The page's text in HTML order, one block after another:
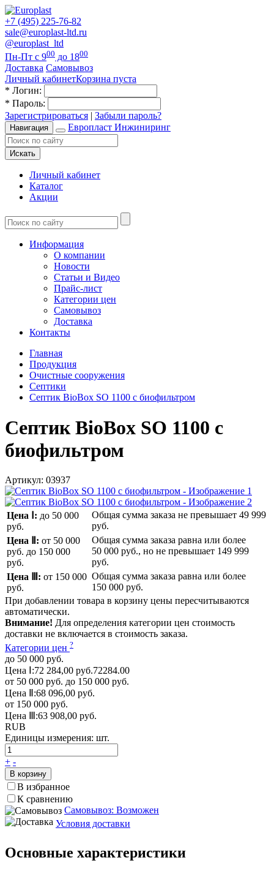
+7 (495) 225-76-82
sale@europlast-ltd.ru
@europlast_ltd
Пн-Пт с 900 до 1800
Доставка Самовывоз
Личный кабинетКорзина пуста
* Логин:
* Пароль:
Зарегистрироваться | Забыли пароль?
Навигация Европласт Инжиниринг
Искать
Личный кабинет
Каталог
Акции
Информация
О компании
Новости
Статьи и Видео
Прайс-лист
Категории цен
Самовывоз
Доставка
Контакты
Главная
Продукция
Очистные сооружения
Септики
Септик BioBox SO 1100 с биофильтром
Септик BioBox SO 1100 с
биофильтром
Артикул: 03937
Цена Ⅰ: до 50 000
руб.
Общая сумма заказа не превышает 49 999
руб.
Цена Ⅱ: от 50 000
руб. до 150 000
руб.
Общая сумма заказа равна или более
50 000 руб., но не превышает 149 999
руб.
Цена Ⅲ: от 150 000
руб.
Общая сумма заказа равна или более
150 000 руб.
При добавлении товара в корзину цены пересчитываются
автоматически.
Внимание! Для определения категории цен стоимость
доставки не включается в стоимость заказа.
Категории цен ?
до 50 000 руб.
Цена Ⅰ:72 284,00 руб.72284.00
от 50 000 руб. до 150 000 руб.
Цена Ⅱ:68 096,00 руб.
от 150 000 руб.
Цена Ⅲ:63 908,00 руб.
RUB
Единицы измерения: шт.
+ -
В корзину
В избранное
К сравнению
Самовывоз: Возможен
Условия доставки
Основные характеристики